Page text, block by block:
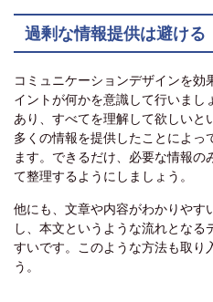
過剰な情報提供は避ける
コミュニケーションデザインを効
イントが何かを意識して行いまし
あり、すべてを理解して欲しいと
多くの情報を提供したことによっ
ます。できるだけ、必要な情報の
て整理するようにしましょう。
他にも、文章や内容がわかりやす
し、本文というような流れとな
すいです。このような方法も取り
う。